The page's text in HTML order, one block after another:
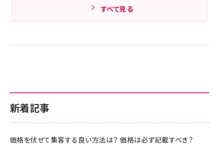
新着記事
価格を伏せて集客する良い方法は？ 価格は必ず記載すべき？
すべて見る